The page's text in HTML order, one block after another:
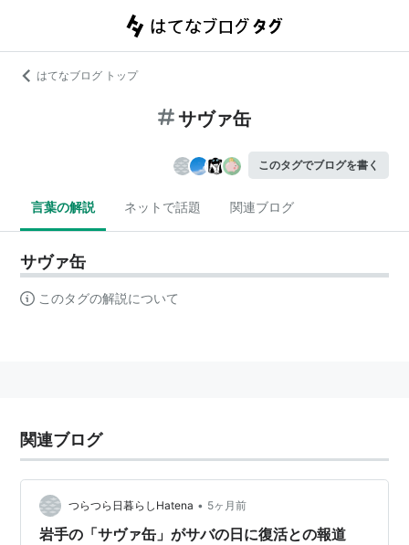
はてなブログ トップ
サヴァ缶
このタグでブログを書く
言葉の解説 ネットで話題 関連ブログ
サヴァ缶
このタグの解説について
関連ブログ
つらつら日暮らしHatena • 5ヶ月前
岩手の「サヴァ缶」がサバの日に復活との報道